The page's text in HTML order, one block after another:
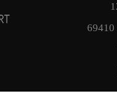
69410